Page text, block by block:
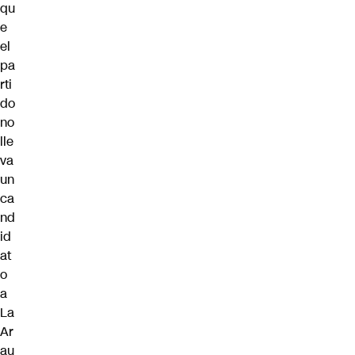
qu
e
el
pa
rti
do
no
lle
va
un
ca
nd
id
at
o
a
La
Ar
au